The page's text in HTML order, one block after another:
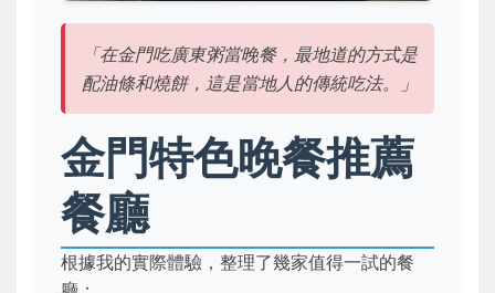
「在金門吃廣東粥當晚餐，最地道的方式是
配油條和燒餅，這是當地人的傳統吃法。」
金門特色晚餐推薦
餐廳
根據我的實際體驗，整理了幾家值得一試的餐